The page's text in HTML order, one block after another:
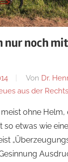
nur noch
Von Dr.
aus der
ohne Helm,
etwas wie